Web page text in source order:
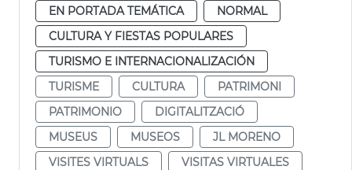
EN PORTADA TEMÁTICA
NORMAL
CULTURA Y FIESTAS POPULARES
TURISMO E INTERNACIONALIZACIÓN
TURISME
CULTURA
PATRIMONI
PATRIMONIO
DIGITALITZACIÓ
MUSEUS
MUSEOS
JL MORENO
VISITES VIRTUALS
VISITAS VIRTUALES